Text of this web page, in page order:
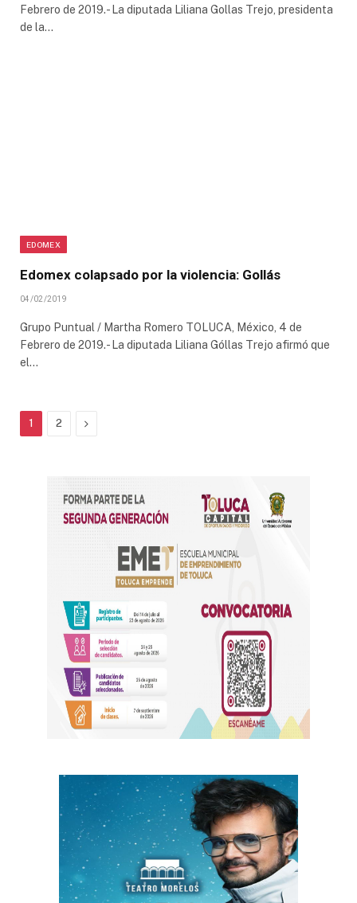
Febrero de 2019.- La diputada Liliana Gollas Trejo, presidenta
de la…
EDOMEX
Edomex colapsado por la violencia: Gollás
04/02/2019
Grupo Puntual / Martha Romero TOLUCA, México, 4 de
Febrero de 2019.- La diputada Liliana Góllas Trejo afirmó que
el…
1 2 Next